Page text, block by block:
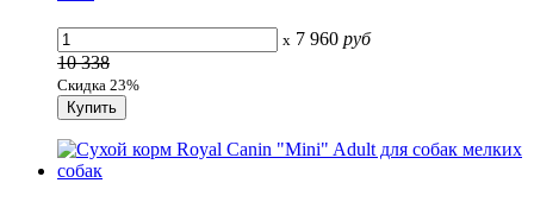
x 7 960 руб
10 338
Скидка 23%